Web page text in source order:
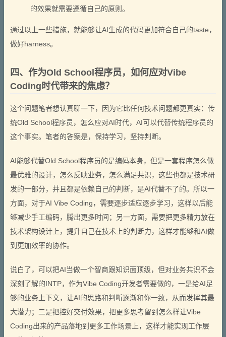
的效果就需要遵循自己的原则。
通过以上一些措施，就能够让AI生成的代码更加符合自己的taste，
做好harness。
四、作为Old School程序员，如何应对Vibe
Coding时代带来的焦虑？
这个问题笔者想认真聊一下，因为它比任何技术问题都更真实：传
统Old School程序员，怎么应对AI时代，AI可以代替传统程序员的
这个事实。笔者的答案是，保持学习，坚持判断。
AI能够代替Old School程序员的是编码本身，但是一套程序怎么做
最优雅的设计，怎么反映业务，怎么满足共识，这些也都是技术研
发的一部分，并且都是依赖自己的判断，是AI代替不了的。所以一
方面，对于AI Vibe Coding，需要逐步适应逐步学习，这样以后能
够减少手工编码，腾出更多时间；另一方面，需要把更多精力放在
技术架构设计上，提升自己在技术上的判断力，这样才能够和AI做
到更加效率的协作。
说白了，可以把AI当做一个智商跟知识面顶级，但对业务共识不会
深刻了解的INTP，作为Vibe Coding开发者需要做的，一是给AI足
够的业务上下文，让AI的思路和判断逐渐和你一致，从而发挥其最
大潜力；二是把控好交付效果，把更多思考留到怎么样让Vibe
Coding出来的产品落地到更多工作场景上，这样才能实现工作层